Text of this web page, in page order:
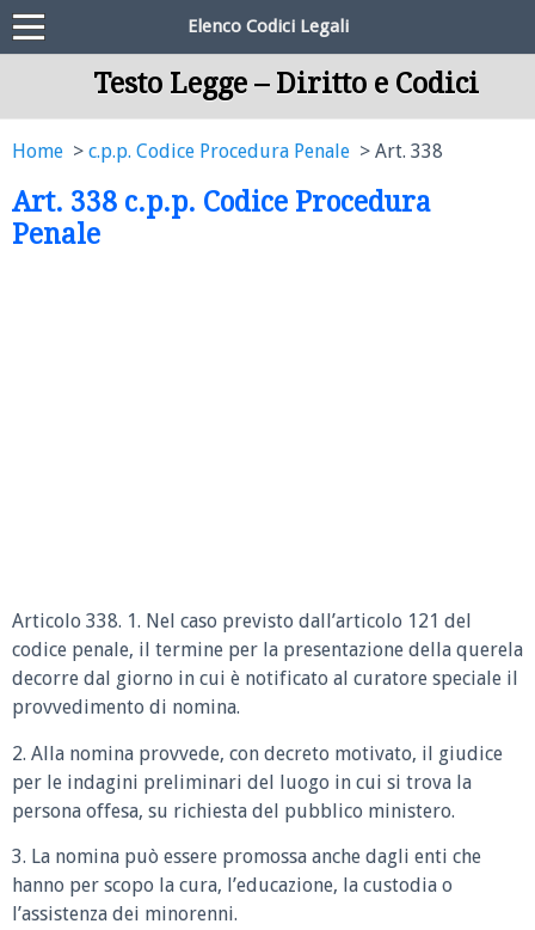
Elenco Codici Legali
Testo Legge – Diritto e Codici
Home c.p.p. Codice Procedura Penale Art. 338
Art. 338 c.p.p. Codice Procedura
Penale
Articolo 338. 1. Nel caso previsto dall’articolo 121 del
codice penale, il termine per la presentazione della querela
decorre dal giorno in cui è notificato al curatore speciale il
provvedimento di nomina.
2. Alla nomina provvede, con decreto motivato, il giudice
per le indagini preliminari del luogo in cui si trova la
persona offesa, su richiesta del pubblico ministero.
3. La nomina può essere promossa anche dagli enti che
hanno per scopo la cura, l’educazione, la custodia o
l’assistenza dei minorenni.